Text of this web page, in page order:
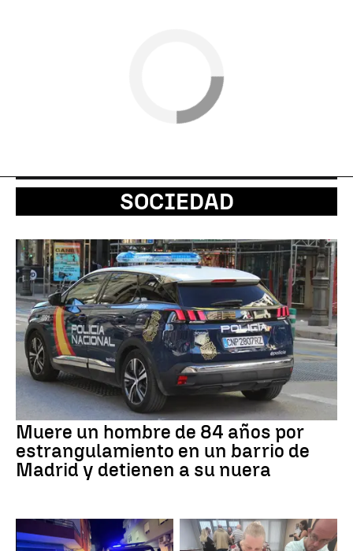
SOCIEDAD
Muere un hombre de 84 años por
estrangulamiento en un barrio de
Madrid y detienen a su nuera